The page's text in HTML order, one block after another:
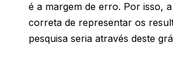
é a margem de erro. Por isso,
correta de representar os
pesquisa seria através deste